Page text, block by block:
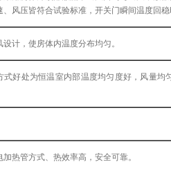
、风压皆符合试验标准，开关门瞬间温度回稳
设计，使房体内温度分布均匀。
式好处为恒温室内部温度均匀度好，风量
加热管方式、热效率高，安全可靠。